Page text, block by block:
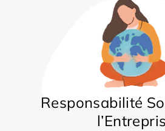
Responsabilité